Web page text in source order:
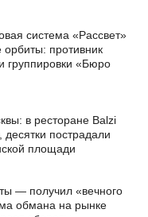
система «Рассвет»
орбиты: противник
группировки «Бюро
в ресторане Balzi
пострадали
площади
— получил «вечного
обмана на рынке